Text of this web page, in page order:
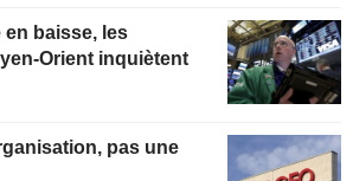
en baisse, les
Orient inquiètent